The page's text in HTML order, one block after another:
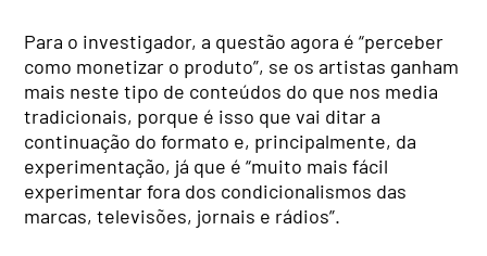
Para o investigador, a questão agora é “perceber
como monetizar o produto”, se os artistas ganham
mais neste tipo de conteúdos do que nos media
tradicionais, porque é isso que vai ditar a
continuação do formato e, principalmente, da
experimentação, já que é “muito mais fácil
experimentar fora dos condicionalismos das
marcas, televisões, jornais e rádios”.